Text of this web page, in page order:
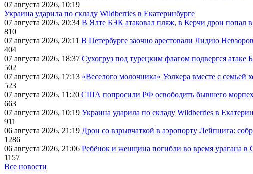
07 августа 2026, 10:19
Украина ударила по складу Wildberries в Екатеринбурге
07 августа 2026, 20:34 В Ялте БЭК атаковал пляж, в Керчи дрон попал
810
07 августа 2026, 20:11 В Петербурге заочно арестовали Лидию
404
07 августа 2026, 18:37 Сухогруз под турецким флагом подвергся
502
07 августа 2026, 17:13 «Веселого молочника» Уолкера вместе с семьей
523
07 августа 2026, 11:20 США попросили РФ освободить бывшего
663
07 августа 2026, 10:19 Украина ударила по складу Wildberries в
911
06 августа 2026, 21:19 Дрон со взрывчаткой в аэропорту Лейпцига:
1286
06 августа 2026, 21:06 Ребёнок и женщина погибли во время урагана в
1157
Все новости